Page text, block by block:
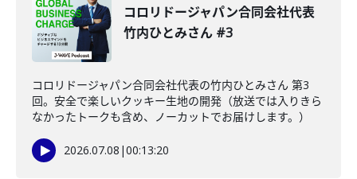
コロリドージャパン合同会社代表
竹内ひとみさん #3
コロリドージャパン合同会社代表の竹内ひとみさん 第3
回。安全で楽しいクッキー生地の開発（放送では入りきら
なかったトークも含め、ノーカットでお届けします。）
2026.07.08 |00:13:20